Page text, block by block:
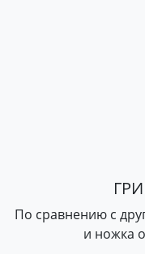
По сравнению с
и ножка